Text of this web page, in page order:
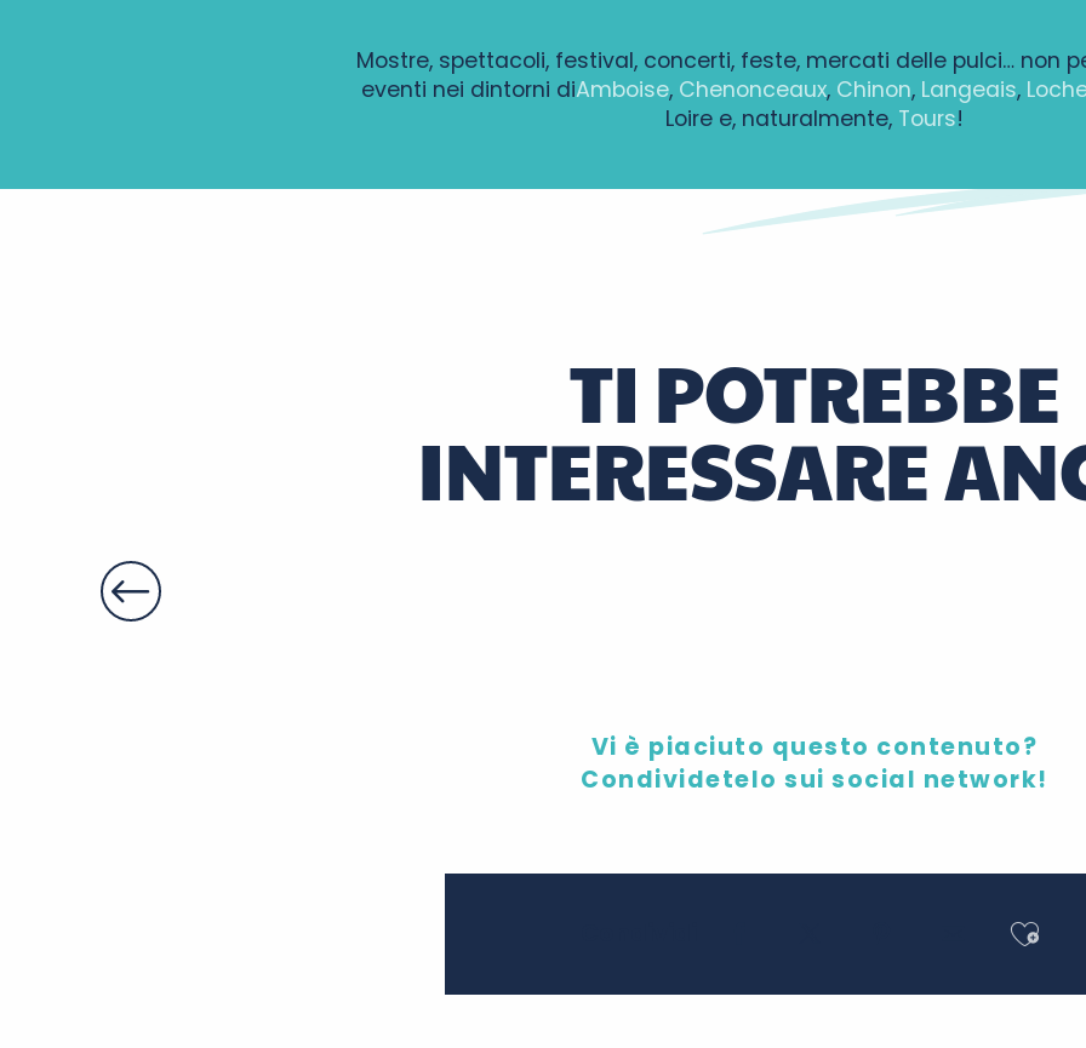
Mostre, spettacoli, festival, concerti, feste, mercati delle pulci… non
eventi nei dintorni diAmboise, Chenonceaux, Chinon, Langeais,
Loire e, naturalmente, Tours!
« Nagez grandeur nature » par le Comité départemental de natation
Le pique-nique en blanc au château de la Villaumaire
TI POTREBBE
INTERESSARE
Vi è piaciuto questo contenuto?
Condividetelo sui social network!